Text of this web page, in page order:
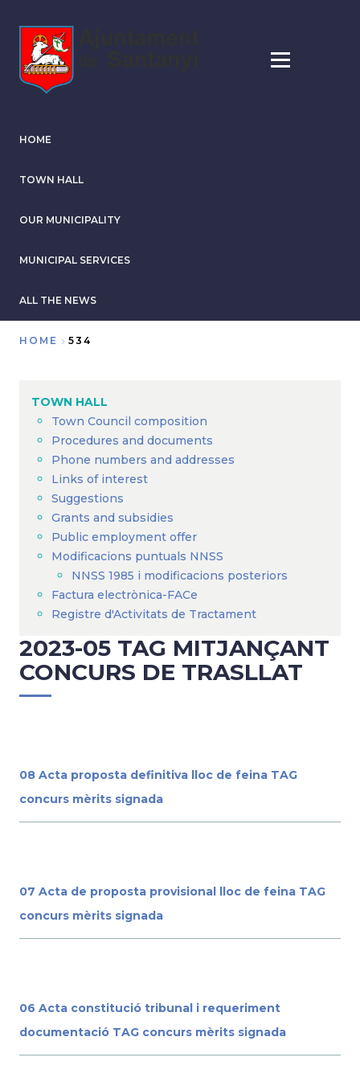
content
HOME
TOWN HALL
OUR MUNICIPALITY
MUNICIPAL SERVICES
ALL THE NEWS
HOME 534
TOWN HALL
Town Council composition
Procedures and documents
Phone numbers and addresses
Links of interest
Suggestions
Grants and subsidies
Public employment offer
Modificacions puntuals NNSS
NNSS 1985 i modificacions posteriors
Factura electrònica-FACe
Registre d'Activitats de Tractament
2023-05 TAG MITJANÇANT
CONCURS DE TRASLLAT
08 Acta proposta definitiva lloc de feina TAG
concurs mèrits signada
07 Acta de proposta provisional lloc de feina TAG
concurs mèrits signada
06 Acta constitució tribunal i requeriment
documentació TAG concurs mèrits signada